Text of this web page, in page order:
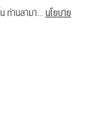
University
ท่านสามา... นโยบาย